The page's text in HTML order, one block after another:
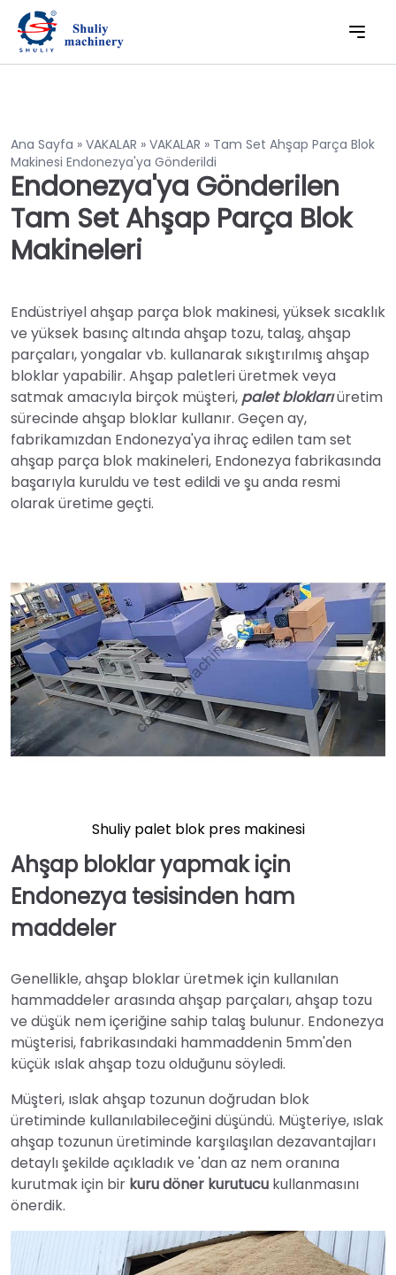
Ana Sayfa » VAKALAR » VAKALAR » Tam Set Ahşap Parça Blok
Makinesi Endonezya'ya Gönderildi
Endonezya'ya Gönderilen
Tam Set Ahşap Parça Blok
Makineleri
Endüstriyel ahşap parça blok makinesi, yüksek sıcaklık
ve yüksek basınç altında ahşap tozu, talaş, ahşap
parçaları, yongalar vb. kullanarak sıkıştırılmış ahşap
bloklar yapabilir. Ahşap paletleri üretmek veya
satmak amacıyla birçok müşteri, palet bloklarıüretim
sürecinde ahşap bloklar kullanır. Geçen ay,
fabrikamızdan Endonezya'ya ihraç edilen tam set
ahşap parça blok makineleri, Endonezya fabrikasında
başarıyla kuruldu ve test edildi ve şu anda resmi
olarak üretime geçti.
Shuliy palet blok pres makinesi
Ahşap bloklar yapmak için
Endonezya tesisinden ham
maddeler
Genellikle, ahşap bloklar üretmek için kullanılan
hammaddeler arasında ahşap parçaları, ahşap tozu
ve düşük nem içeriğine sahip talaş bulunur. Endonezya
müşterisi, fabrikasındaki hammaddenin 5mm'den
küçük ıslak ahşap tozu olduğunu söyledi.
Müşteri, ıslak ahşap tozunun doğrudan blok
üretiminde kullanılabileceğini düşündü. Müşteriye, ıslak
ahşap tozunun üretiminde karşılaşılan dezavantajları
detaylı şekilde açıkladık ve 'dan az nem oranına
kurutmak için bir kuru döner kurutucu kullanmasını
önerdik.